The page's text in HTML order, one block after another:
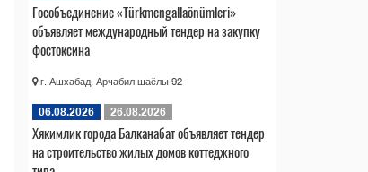
Гособъединение «Türkmengallaönümleri»
объявляет международный тендер на закупку
фостоксина
г. Ашхабад, Арчабил шаёлы 92
06.08.2026 26.08.2026
Хякимлик города Балканабат объявляет тендер
на строительство жилых домов коттеджного